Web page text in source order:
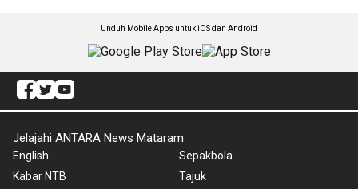
Unduh Mobile Apps untuk iOS dan Android
Jelajahi ANTARA News Mataram
English
Kabar NTB
Sepakbola
Tajuk